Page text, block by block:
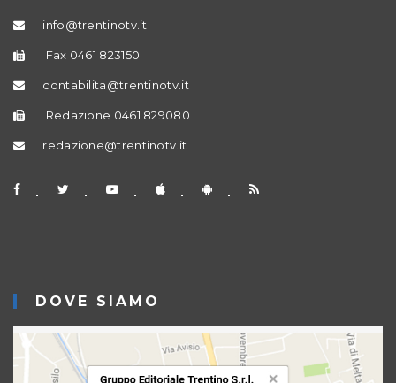
info@trentinotv.it
Fax 0461 823150
contabilita@trentinotv.it
Redazione 0461 829080
redazione@trentinotv.it
DOVE SIAMO